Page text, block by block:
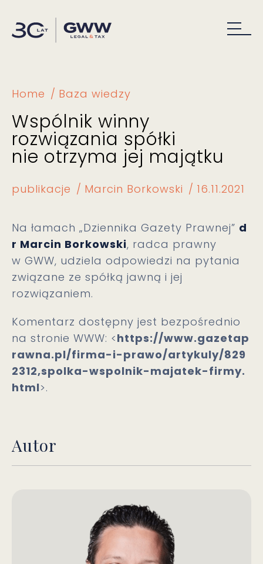
Home Baza wiedzy
Wspólnik winny
rozwiązania spółki
nie otrzyma jej majątku
publikacje Marcin Borkowski 16.11.2021
Na łamach „Dziennika Gazety Prawnej” d
r Marcin Borkowski, radca prawny
w GWW, udziela odpowiedzi na pytania
związane ze spółką jawną i jej
rozwiązaniem.
Komentarz dostępny jest bezpośrednio
na stronie WWW: <https://www.gazetap
rawna.pl/firma-i-prawo/artykuly/829
2312,spolka-wspolnik-majatek-firmy.
html>.
Autor